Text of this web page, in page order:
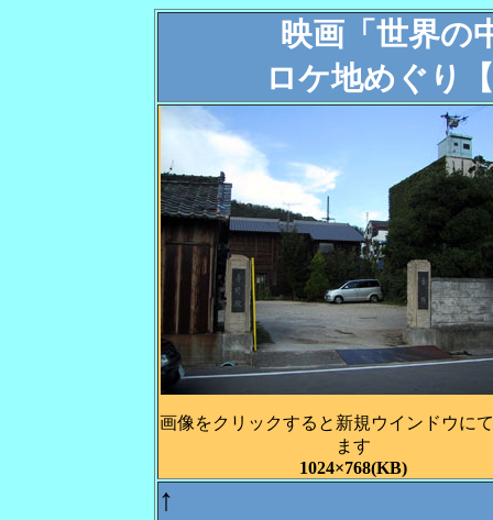
映画「世界の
ロケ地めぐり
画像をクリックすると新規ウインドウに
ます
1024×768(KB)
↑